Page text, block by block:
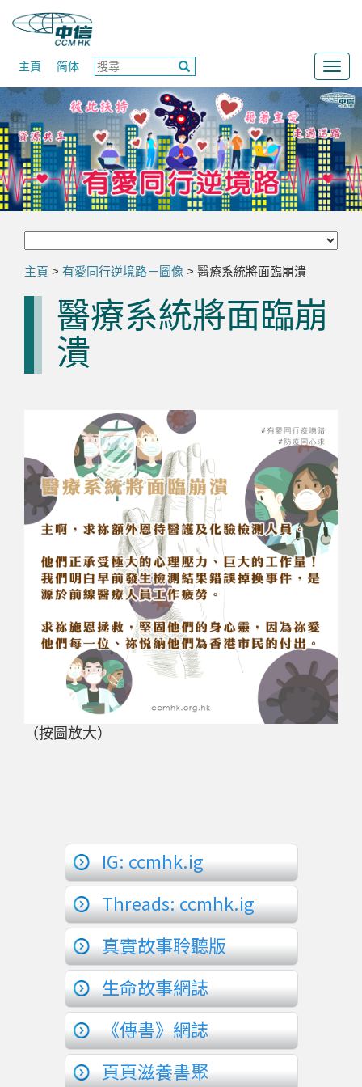
主頁 简体
主頁 > 有愛同行逆境路－圖像 > 醫療系統將面臨崩潰
醫療系統將面臨崩
潰
（按圖放大）
IG: ccmhk.ig
Threads: ccmhk.ig
真實故事聆聽版
生命故事網誌
《傳書》網誌
頁頁滋養書聚